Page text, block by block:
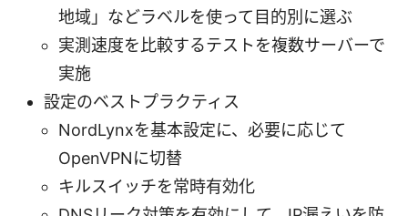
地域」などラベルを使って目的別に選ぶ
実測速度を比較するテストを複数サーバーで
実施
設定のベストプラクティス
NordLynxを基本設定に、必要に応じて
OpenVPNに切替
キルスイッチを常時有効化